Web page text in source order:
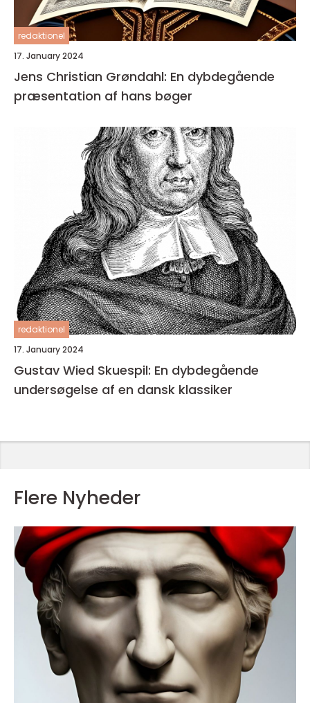
redaktionel
17. January 2024
Jens Christian Grøndahl: En dybdegående
præsentation af hans bøger
redaktionel
17. January 2024
Gustav Wied Skuespil: En dybdegående
undersøgelse af en dansk klassiker
Flere Nyheder